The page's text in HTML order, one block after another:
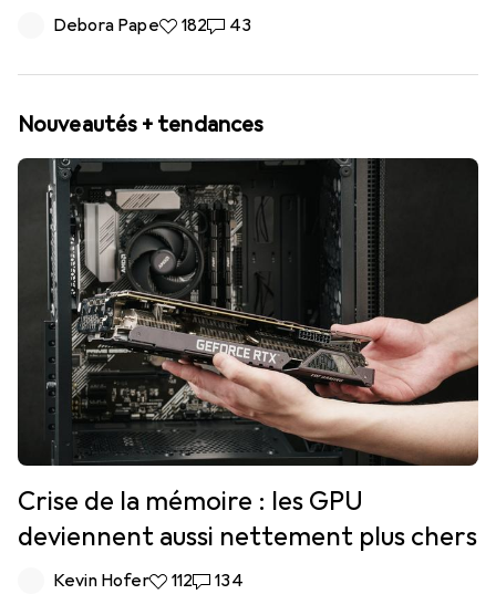
Debora Pape182 likes
18243 commentaires
43
Nouveautés + tendances
Crise de la mémoire : les GPU
deviennent aussi nettement plus chers
Kevin Hofer112 likes
112134 commentaires
134